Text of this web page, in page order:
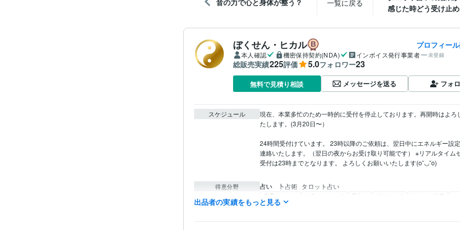
音の力で心と身体が整う？ 一覧に戻る
感じた時どう受け止
ぼくせん・ヒカル プロフィー
本人確認 機密保持契約(NDA) インボイス発行事業者 未登録
総販売実績225評価 5.0フォロワー23
無料で見積り相談 メッセージを送る フォ
スケジュール
現在、本業多忙のため一時的に受付を停止しております。再開時はよろ
たします。(3月20日〜）
24時間受付けています。 23時以降のご依頼は、翌日中にエネルギー設
連絡いたします。（翌日の夜からお受け取り可能です） ※リアルタイム
受付は23時までとなります。 よろしくお願いいたします(o˘◡˘o)
得意分野 占い 卜占術 タロット占い
恋愛タロット オラクルカード 易占い ダウジング タロット仕事
占い レイキヒーリング
語学力 英語 日常会話レベル
出品者の実績をもっと見る